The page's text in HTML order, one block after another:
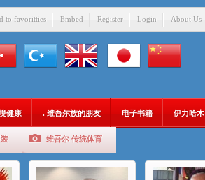
to favoritties Embed Register Login About Us
健康 . 维吾尔族的朋友 电子书籍 伊力哈木
维吾尔 传统体育